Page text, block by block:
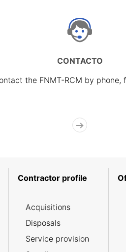
CONTACTO
the FNMT-RCM by phone,
Contractor profile
Acquisitions
Disposals
Service provision